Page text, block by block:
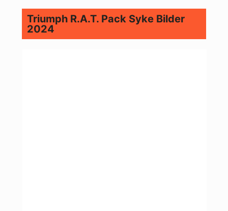
Triumph R.A.T. Pack Syke Bilder
2024